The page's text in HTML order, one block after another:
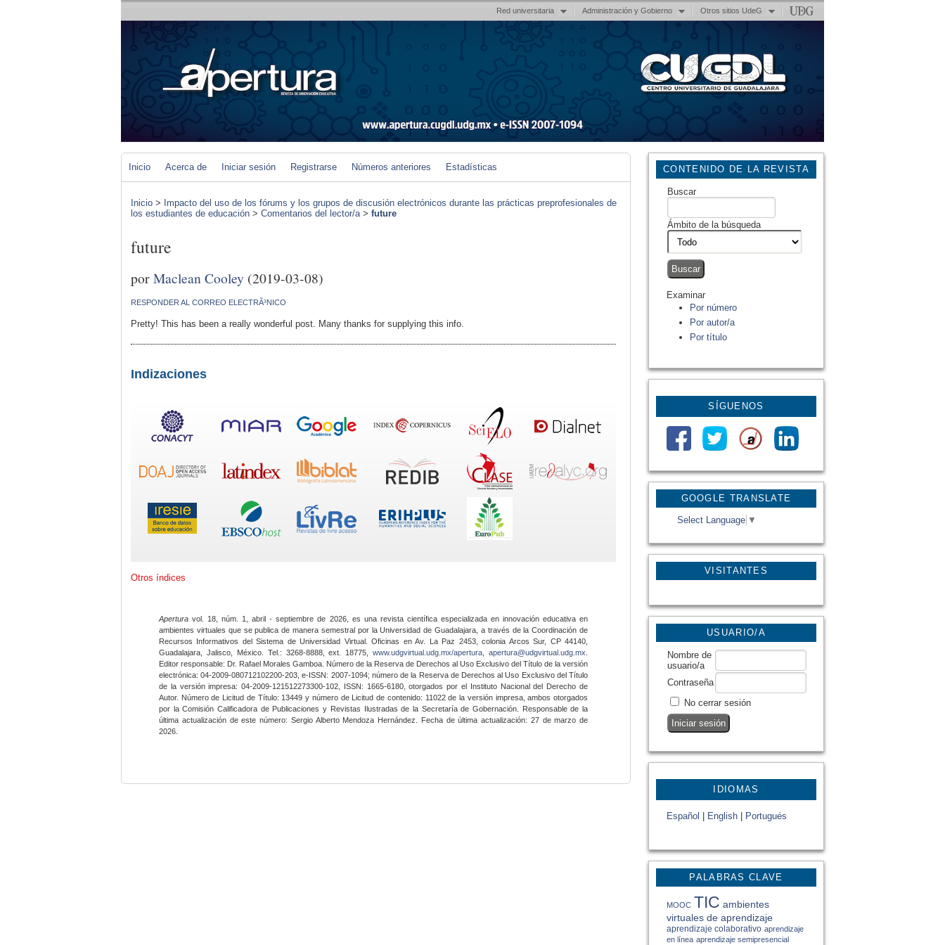
Red universitaria Administración y Gobierno Otros sitios UdeG
GOOGLE TRANSLATE
Select Language ▼
VISITANTES
CONTENIDO DE LA REVISTA
Buscar
Ámbito de la búsqueda
Examinar
Por número
Por autor/a
Por título
SÍGUENOS
USUARIO/A
Nombre de
usuario/a
Contraseña
No cerrar sesión
IDIOMAS
Español English Portugués
PALABRAS CLAVE
MOOC TIC ambientes
virtuales de aprendizaje
aprendizaje colaborativo aprendizaje
en línea aprendizaje semipresencial
Inicio Acerca de Iniciar sesión Registrarse Números anteriores Estadísticas
Inicio > Impacto del uso de los fórums y los grupos de discusión electrónicos durante las prácticas preprofesionales de
los estudiantes de educación > Comentarios del lector/a> future
future
porMaclean Cooley (2019-03-08)
RESPONDER AL CORREO ELECTRÃ³NICO
Pretty! This has been a really wonderful post. Many thanks for supplying this info.
Indizaciones
Otros índices
Apertura vol. 18, núm. 1, abril - septiembre de 2026, es una revista científica especializada en innovación educativa en
ambientes virtuales que se publica de manera semestral por la Universidad de Guadalajara, a través de la Coordinación de
Recursos Informativos del Sistema de Universidad Virtual. Oficinas en Av. La Paz 2453, colonia Arcos Sur, CP 44140,
Guadalajara, Jalisco, México. Tel.: 3268-8888, ext. 18775,www.udgvirtual.udg.mx/apertura apertura@udgvirtual.udg.mx
Editor responsable: Dr. Rafael Morales Gamboa. Número de la Reserva de Derechos al Uso Exclusivo del Título de la versión
electrónica: 04-2009-080712102200-203, e-ISSN: 2007-1094; número de la Reserva de Derechos al Uso Exclusivo del Título
de la versión impresa: 04-2009-121512273300-102, ISSN: 1665-6180, otorgados por el Instituto Nacional del Derecho de
Autor. Número de Licitud de Título: 13449 y número de Licitud de contenido: 11022 de la versión impresa, ambos otorgados
por la Comisión Calificadora de Publicaciones y Revistas Ilustradas de la Secretaría de Gobernación. Responsable de la
última actualización de este número: Sergio Alberto Mendoza Hernández. Fecha de última actualización: 27 de marzo de
2026.